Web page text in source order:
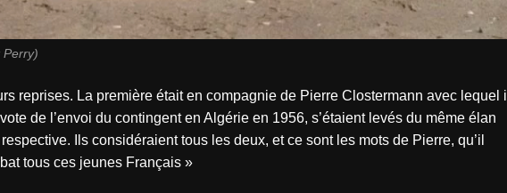
Perry)
reprises. La première était en compagnie de Pierre Clostermann avec lequel il
de l’envoi du contingent en Algérie en 1956, s’étaient levés du même élan
Ils considéraient tous les deux, et ce sont les mots de Pierre, qu’il
tous ces jeunes Français »